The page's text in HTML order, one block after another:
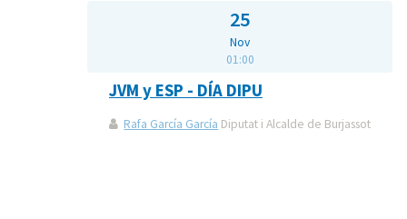
25
Nov
01:00
JVM y ESP - DÍA DIPU
Rafa García García Diputat i Alcalde de Burjassot